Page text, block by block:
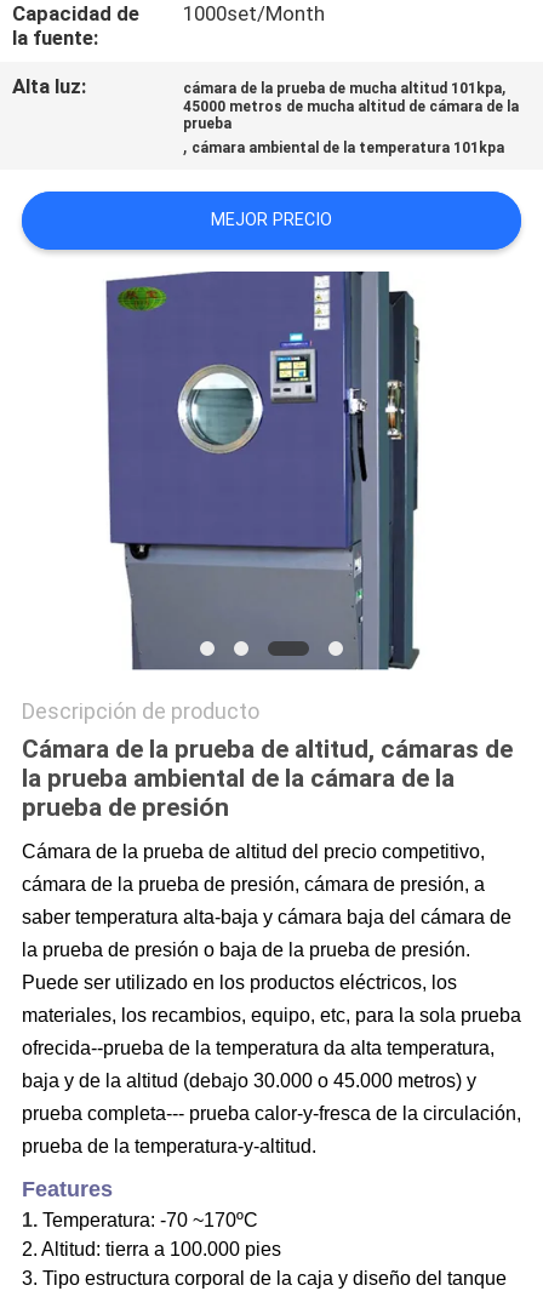
PIDA
UNA
MAPA
DEL
POLÍTICA
PRIVACIDAD
Capacidad de
la fuente:
1000set/Month
Alta luz: cámara de la prueba de mucha altitud 101kpa,
45000 metros de mucha altitud de cámara de la
prueba
, cámara ambiental de la temperatura 101kpa
MEJOR PRECIO
Descripción de producto
Cámara de la prueba de altitud, cámaras de
la prueba ambiental de la cámara de la
prueba de presión
Cámara de la prueba de altitud del precio competitivo,
cámara de la prueba de presión, cámara de presión, a
saber temperatura alta-baja y cámara baja del cámara de
la prueba de presión o baja de la prueba de presión.
Puede ser utilizado en los productos eléctricos, los
materiales, los recambios, equipo, etc, para la sola prueba
ofrecida--prueba de la temperatura da alta temperatura,
baja y de la altitud (debajo 30.000 o 45.000 metros) y
prueba completa--- prueba calor-y-fresca de la circulación,
prueba de la temperatura-y-altitud.
Features
1. Temperatura: -70 ~170ºC
2. Altitud: tierra a 100.000 pies
3. Tipo estructura corporal de la caja y diseño del tanque